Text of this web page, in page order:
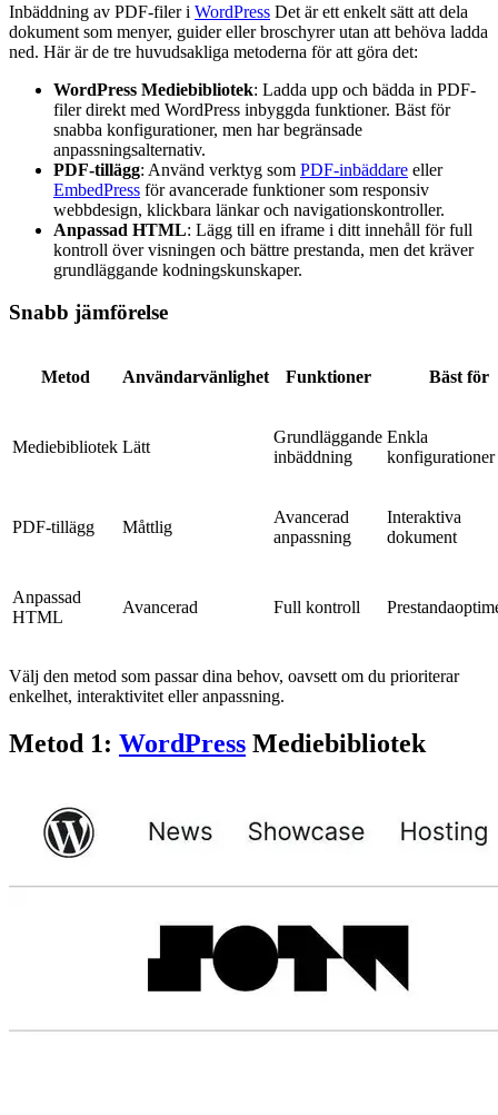
Inbäddning av PDF-filer i WordPress Det är ett enkelt sätt att dela
dokument som menyer, guider eller broschyrer utan att behöva ladda
ned. Här är de tre huvudsakliga metoderna för att göra det:
WordPress Mediebibliotek: Ladda upp och bädda in PDF-
filer direkt med WordPress inbyggda funktioner. Bäst för
snabba konfigurationer, men har begränsade
anpassningsalternativ.
PDF-tillägg: Använd verktyg som PDF-inbäddare eller
EmbedPress för avancerade funktioner som responsiv
webbdesign, klickbara länkar och navigationskontroller.
Anpassad HTML: Lägg till en iframe i ditt innehåll för full
kontroll över visningen och bättre prestanda, men det kräver
grundläggande kodningskunskaper.
Snabb jämförelse
Metod Användarvänlighet Funktioner Bäst för
Mediebibliotek Lätt
Grundläggande
inbäddning
Enkla
konfigurationer
PDF-tillägg Måttlig
Avancerad
anpassning
Interaktiva
dokument
Anpassad
HTML
Avancerad Full kontroll
Välj den metod som passar dina behov, oavsett om du prioriterar
enkelhet, interaktivitet eller anpassning.
Metod 1: WordPress Mediebibliotek